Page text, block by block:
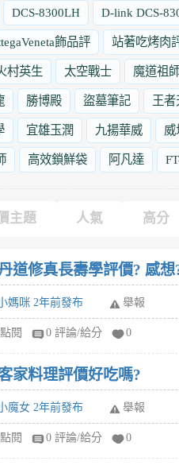
DCS-8300LH D-link DCS-
飾品評 站著吃烤肉
村英生 太空戰士 魔道祖
勝博殿 盜墓筆記 王
宜雄玉潤 九揚華威 威
高效鎖鮮袋 阿凡達
主題 人氣 高分
道修真長壽學評價? 感想
媽咪 2年前發布 舉報
閱 0 評論/給分 0
家料理評價好吃嗎?
魔女 2年前發布 舉報
閱 0 評論/給分 0